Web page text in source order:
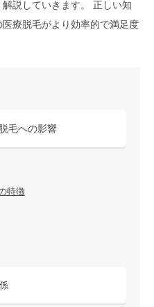
説していきます。 正しい知
療脱毛がより効率的で満足度
毛への影響
特徴